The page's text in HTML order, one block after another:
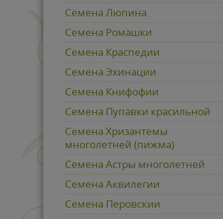
Семена Люпина
Семена Ромашки
Семена Краспедии
Семена Эхинации
Семена Книфофии
Семена Пупавки красильной
Семена Хризантемы
многолетней (пижма)
Семена Астры многолетней
Семена Аквилегии
Семена Перовскии